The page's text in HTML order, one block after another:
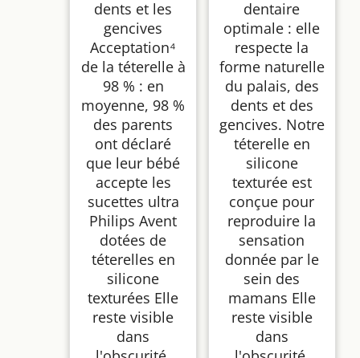
dents et les
gencives
Acceptation⁴
de la téterelle à
98 % : en
moyenne, 98 %
des parents
ont déclaré
que leur bébé
accepte les
sucettes ultra
Philips Avent
dotées de
téterelles en
silicone
texturées Elle
reste visible
dans
dentaire
optimale : elle
respecte la
forme naturelle
du palais, des
dents et des
gencives. Notre
téterelle en
silicone
texturée est
conçue pour
reproduire la
sensation
donnée par le
sein des
mamans Elle
reste visible
dans